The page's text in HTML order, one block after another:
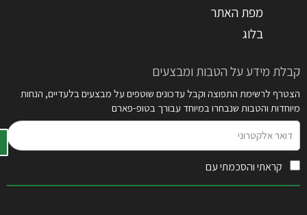
מפת האתר
בלוג
קבלת מידע על הטבות ומבצעים
הצטרף לרשימת התפוצה וקבל עדכונים שוטפים על מבצעים בלעדיים, הנחות
מיוחדות והטבות שנבחרו במיוחד עבורך בטופ-פארם
אלקטרוני
קראתי והסכמתי עם